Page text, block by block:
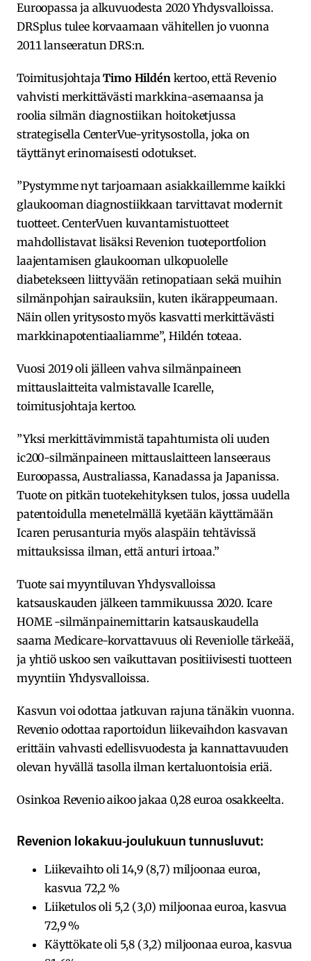
Euroopassa ja alkuvuodesta 2020 Yhdysvalloissa.
DRSplus tulee korvaamaan vähitellen jo vuonna
2011 lanseeratun DRS:n.
ToimitusjohtajaTimo Hildénkertoo, että Revenio
vahvisti merkittävästi markkina-asemaansa ja
roolia silmän diagnostiikan hoitoketjussa
strategisella CenterVue-yritysostolla, joka on
täyttänyt erinomaisesti odotukset.
”Pystymme nyt tarjoamaan asiakkaillemme kaikki
glaukooman diagnostiikkaan tarvittavat modernit
tuotteet. CenterVuen kuvantamistuotteet
mahdollistavat lisäksi Revenion tuoteportfolion
laajentamisen glaukooman ulkopuolelle
diabetekseen liittyvään retinopatiaan sekä muihin
silmänpohjan sairauksiin, kuten ikärappeumaan.
Näin ollen yritysosto myös kasvatti merkittävästi
markkinapotentiaaliamme”, Hildén toteaa.
Vuosi 2019 oli jälleen vahva silmänpaineen
mittauslaitteita valmistavalle Icarelle,
toimitusjohtaja kertoo.
”Yksi merkittävimmistä tapahtumista oli uuden
ic200-silmänpaineen mittauslaitteen lanseeraus
Euroopassa, Australiassa, Kanadassa ja Japanissa.
Tuote on pitkän tuotekehityksen tulos, jossa uudella
patentoidulla menetelmällä kyetään käyttämään
Icaren perusanturia myös alaspäin tehtävissä
mittauksissa ilman, että anturi irtoaa.”
Tuote sai myyntiluvan Yhdysvalloissa
katsauskauden jälkeen tammikuussa 2020. Icare
HOME -silmänpainemittarin katsauskaudella
saama Medicare-korvattavuus oli Reveniolle tärkeää,
ja yhtiö uskoo sen vaikuttavan positiivisesti tuotteen
myyntiin Yhdysvalloissa.
Kasvun voi odottaa jatkuvan rajuna tänäkin vuonna.
Revenio odottaa raportoidun liikevaihdon kasvavan
erittäin vahvasti edellisvuodesta ja kannattavuuden
olevan hyvällä tasolla ilman kertaluontoisia eriä.
Osinkoa Revenio aikoo jakaa 0,28 euroa osakkeelta.
Revenion lokakuu-joulukuun tunnusluvut:
Liikevaihto oli 14,9 (8,7) miljoonaa euroa,
kasvua 72,2 %
Liiketulos oli 5,2 (3,0) miljoonaa euroa, kasvua
72,9 %
Käyttökate oli 5,8 (3,2) miljoonaa euroa, kasvua